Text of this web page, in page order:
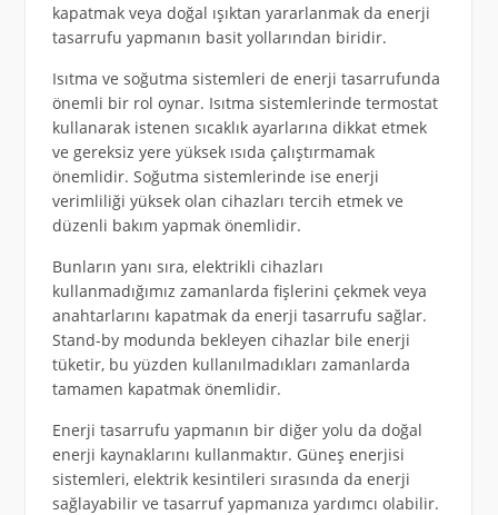
kapatmak veya doğal ışıktan yararlanmak da enerji
tasarrufu yapmanın basit yollarından biridir.
Isıtma ve soğutma sistemleri de enerji tasarrufunda
önemli bir rol oynar. Isıtma sistemlerinde termostat
kullanarak istenen sıcaklık ayarlarına dikkat etmek
ve gereksiz yere yüksek ısıda çalıştırmamak
önemlidir. Soğutma sistemlerinde ise enerji
verimliliği yüksek olan cihazları tercih etmek ve
düzenli bakım yapmak önemlidir.
Bunların yanı sıra, elektrikli cihazları
kullanmadığımız zamanlarda fişlerini çekmek veya
anahtarlarını kapatmak da enerji tasarrufu sağlar.
Stand-by modunda bekleyen cihazlar bile enerji
tüketir, bu yüzden kullanılmadıkları zamanlarda
tamamen kapatmak önemlidir.
Enerji tasarrufu yapmanın bir diğer yolu da doğal
enerji kaynaklarını kullanmaktır. Güneş enerjisi
sistemleri, elektrik kesintileri sırasında da enerji
sağlayabilir ve tasarruf yapmanıza yardımcı olabilir.